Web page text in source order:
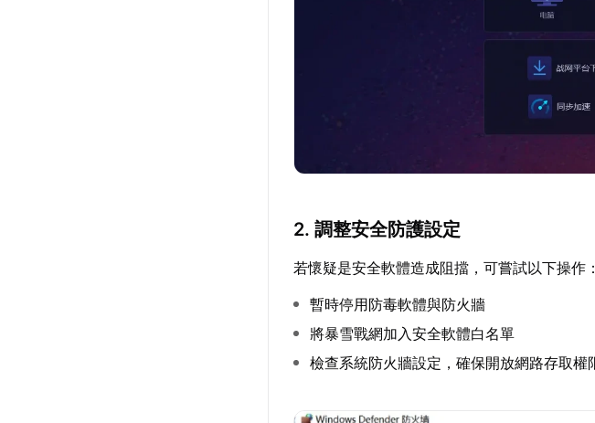
2. 調整安全防護設定
若懷疑是安全軟體造成阻擋，可嘗試以下操作：
暫時停用防毒軟體與防火牆
將暴雪戰網加入安全軟體白名單
檢查系統防火牆設定，確保開放網路存取權